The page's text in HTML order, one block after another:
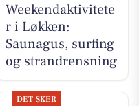
Weekendaktivitete
r i Løkken:
Saunagus, surfing
og strandrensning
DET SKER